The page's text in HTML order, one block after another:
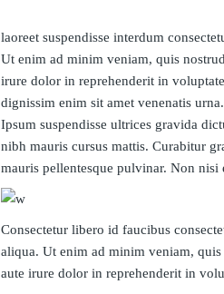
laoreet suspendisse interdum
Ut enim ad minim veniam, quis
irure dolor in reprehenderit in
dignissim enim sit amet venenatis
Ipsum suspendisse ultrices gravida
nibh mauris cursus mattis. Curabitur
mauris pellentesque pulvinar. Non nisi
Consectetur libero id faucibus
aliqua. Ut enim ad minim veniam,
aute irure dolor in reprehenderit in